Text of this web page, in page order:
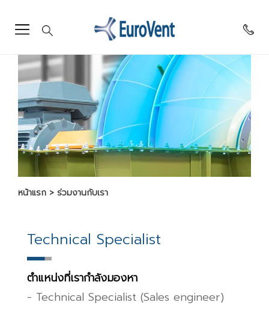
หน้าแรก ร่วมงานกับเรา
Technical Specialist
ตำแหน่งที่เรากำลังมองหา
- Technical Specialist (Sales engineer)